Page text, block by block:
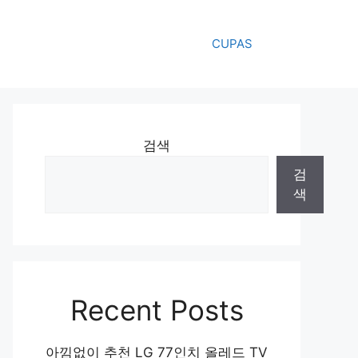
CUPAS
검색
검
색
Recent Posts
아낌없이 추천 LG 77인치 올레드 TV